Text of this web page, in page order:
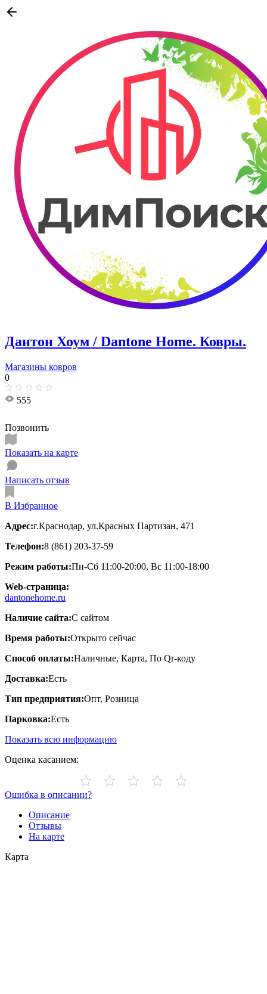
Дантон Хоум / Dantone Home. ​Ковры.
Магазины ковров
0
555
Позвонить
Показать на карте
Написать отзыв
В Избранное
Адрес:г.Краснодар, ул.​Красных Партизан, 471
Телефон:8 (861) 203-37-59
Режим работы:Пн-Сб 11:00-20:00, Вс 11:00-18:00
Web-страница:
dantonehome.ru
Наличие сайта:С сайтом
Время работы:Открыто сейчас
Способ оплаты:Наличные, Карта, По Qr-коду
Доставка:Есть
Тип предприятия:Опт, Розница
Парковка:Есть
Показать всю информацию
Оценка касанием:
Ошибка в описании?
Описание
Отзывы
На карте
Карта